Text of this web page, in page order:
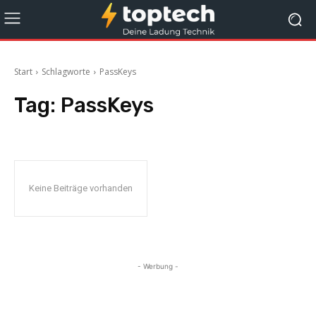
Start Schlagworte PassKeys
Tag: PassKeys
Keine Beiträge vorhanden
- Werbung -